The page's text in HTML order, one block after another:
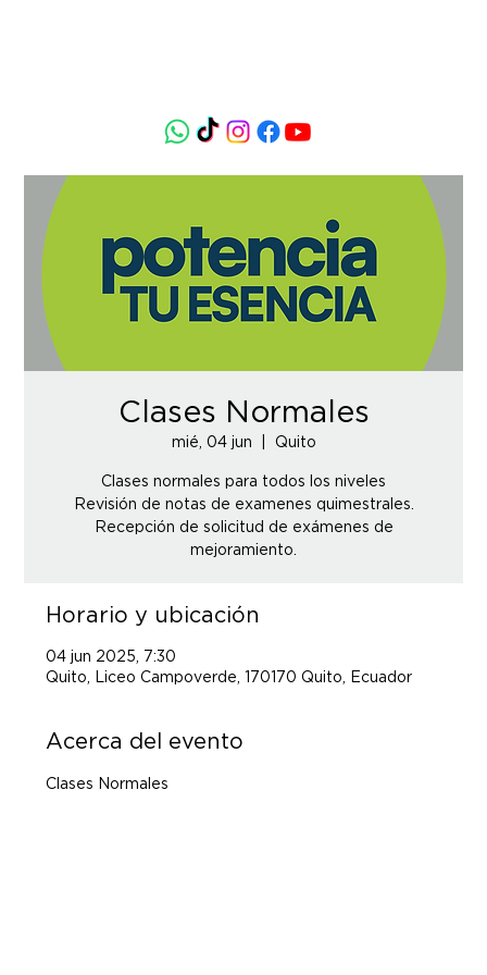
Clases Normales
mié, 04 jun Quito
Clases normales para todos los niveles
Revisión de notas de examenes quimestrales.
Recepción de solicitud de exámenes de
Horario y ubicación
04 jun 2025, 7:30
Quito, Liceo Campoverde, 170170 Quito, Ecuador
Acerca del evento
Clases Normales